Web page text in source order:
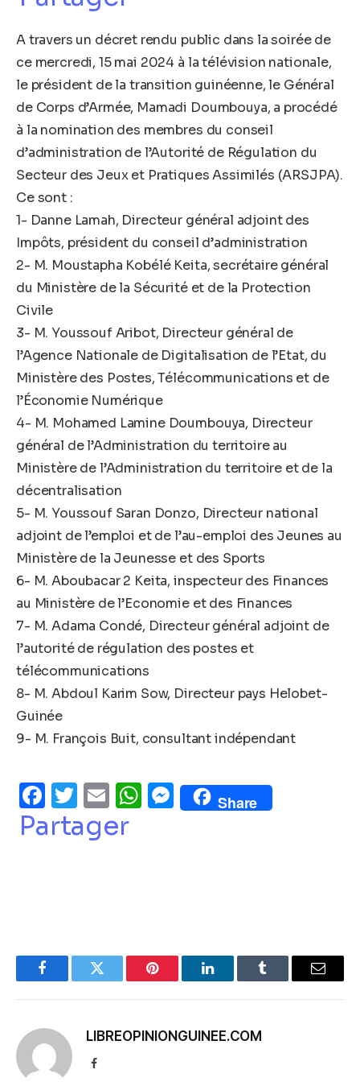
A travers un décret rendu public dans la soirée de
ce mercredi, 15 mai 2024 à la télévision nationale,
le président de la transition guinéenne, le Général
de Corps d’Armée, Mamadi Doumbouya, a procédé
à la nomination des membres du conseil
d’administration de l’Autorité de Régulation du
Secteur des Jeux et Pratiques Assimilés (ARSJPA).
Ce sont :
1- Danne Lamah, Directeur général adjoint des
Impôts, président du conseil d’administration
2- M. Moustapha Kobélé Keita, secrétaire général
du Ministère de la Sécurité et de la Protection
Civile
3- M. Youssouf Aribot, Directeur général de
l’Agence Nationale de Digitalisation de l’Etat, du
Ministère des Postes, Télécommunications et de
l’Économie Numérique
4- M. Mohamed Lamine Doumbouya, Directeur
général de l’Administration du territoire au
Ministère de l’Administration du territoire et de la
décentralisation
5- M. Youssouf Saran Donzo, Directeur national
adjoint de l’emploi et de l’au-emploi des Jeunes au
Ministère de la Jeunesse et des Sports
6- M. Aboubacar 2 Keita, inspecteur des Finances
au Ministère de l’Economie et des Finances
7- M. Adama Condé, Directeur général adjoint de
l’autorité de régulation des postes et
télécommunications
8- M. Abdoul Karim Sow, Directeur pays Helobet-
Guinée
9- M. François Buit, consultant indépendant
Facebook
Twitter
EmailWhatsApp
Messenger
Share
Partager
FacebookTwitter Pinterest LinkedInTumblr Email
LIBREOPINIONGUINEE.COM
Facebook